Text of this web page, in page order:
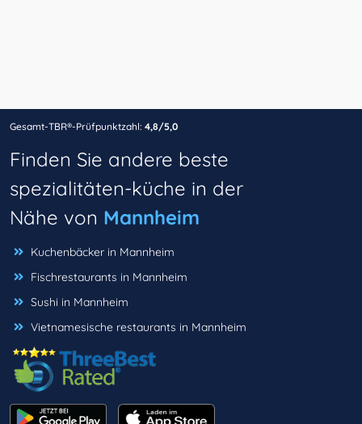
Gesamt-TBR®-Prüfpunktzahl: 4,8/5,0
Finden Sie andere beste
spezialitäten-küche in der
Nähe von Mannheim
Kuchenbäcker in Mannheim
Fischrestaurants in Mannheim
Sushi in Mannheim
Vietnamesische restaurants in Mannheim